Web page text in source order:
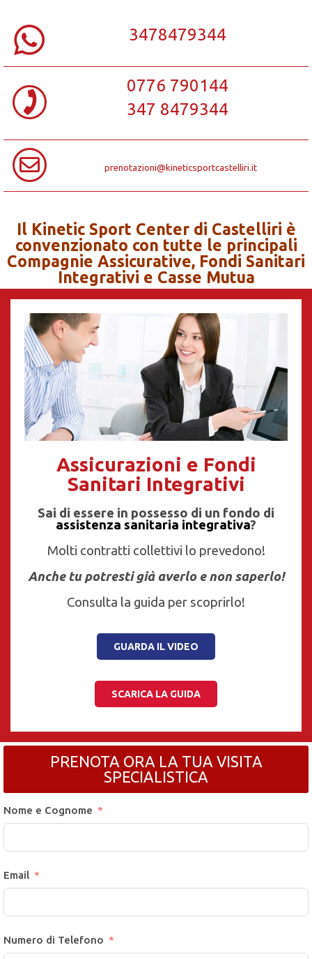
3478479344
0776 790144
347 8479344
prenotazioni@kineticsportcastelliri.it
Il Kinetic Sport Center di Castelliri è
convenzionato con tutte le principali
Compagnie Assicurative, Fondi Sanitari
Integrativi e Casse Mutua
Assicurazioni e Fondi
Sanitari Integrativi
Sai di essere in possesso di un fondo di
assistenza sanitaria integrativa?
Molti contratti collettivi lo prevedono!
Anche tu potresti già averlo e non saperlo!
Consulta la guida per scoprirlo!
GUARDA IL VIDEO
SCARICA LA GUIDA
PRENOTA ORA LA TUA VISITA
SPECIALISTICA
Nome e Cognome
Email
Numero di Telefono